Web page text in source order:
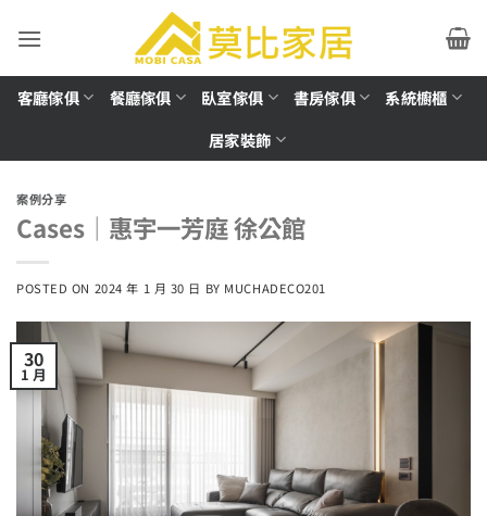
客廳傢俱 餐廳傢俱 臥室傢俱 書房傢俱
系統櫥櫃
居家裝飾
案例分享
Cases│惠宇一芳庭 徐公館
POSTED ON 2024 年 1 月 30 日 BY MUCHADECO201
30
1 月